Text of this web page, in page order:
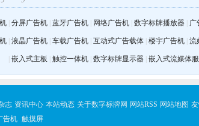
分屏广告机 蓝牙广告机 网络广告机 数字标牌播放器 广
液晶广告机 车载广告机 互动式广告载体 楼宇广告机 流
嵌入式主板 触控一体机 数字标牌显示器 嵌入式流媒体
志 资讯中心 本站动态 关于数字标牌网 网站RSS 网站地图
告机 触摸屏